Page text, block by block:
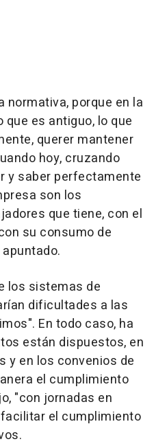
normativa, porque en la
es antiguo, lo que
querer mantener
hoy, cruzando
y saber perfectamente
son los
que tiene, con el
su consumo de
los sistemas de
dificultades a las
En todo caso, ha
están dispuestos, en
y en los convenios de
el cumplimiento
"con jornadas en
el cumplimiento